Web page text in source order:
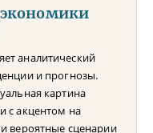
аналитический
и прогнозы.
картина
с акцентом на
вероятные сценарии